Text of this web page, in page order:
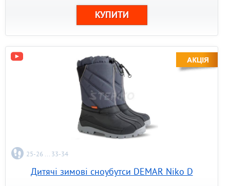
25-26 ... 33-34
Дитячі зимові сноубутси DEMAR Niko D